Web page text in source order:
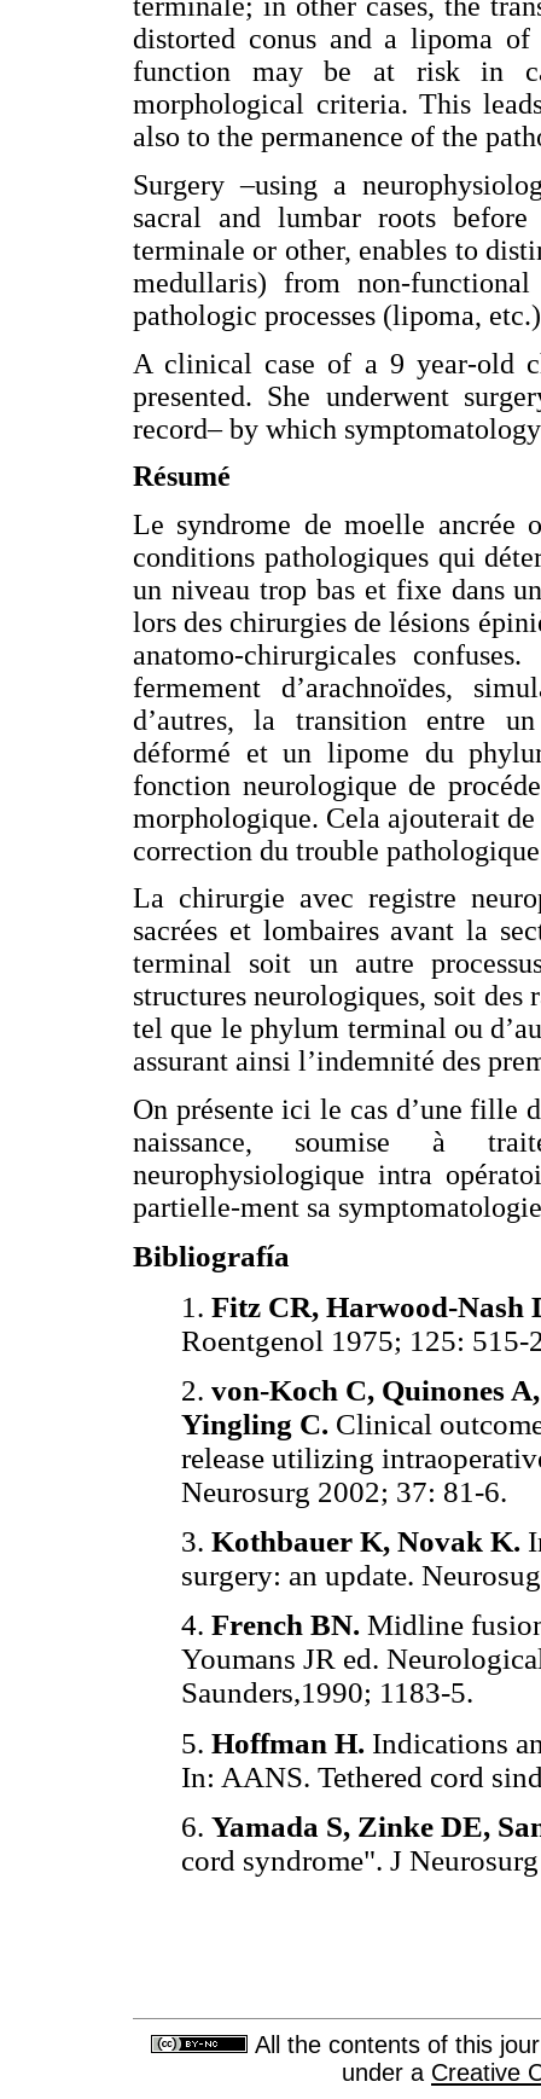
terminale; in other cases, the
distorted conus and a lipoma
function may be at risk in
morphological criteria. This
also to the permanence of the
Surgery –using a
sacral and lumbar roots
terminale or other, enables to
medullaris) from non-
pathologic processes (lipoma,
A clinical case of a 9 year-old
presented. She underwent
record– by which
Résumé
Le syndrome de moelle ancrée
conditions pathologiques qui
un niveau trop bas et fixe dans
lors des chirurgies de lésions
anatomo-chirurgicales
fermement d’arachnoïdes,
d’autres, la transition entre
déformé et un lipome du
fonction neurologique de
morphologique. Cela ajouterait
correction du trouble
La chirurgie avec registre
sacrées et lombaires avant la
terminal soit un autre
structures neurologiques, soit des
tel que le phylum terminal ou
assurant ainsi l’indemnité des
On présente ici le cas d’une fille
naissance, soumise à
neurophysiologique intra
partielle-ment sa
Bibliografía
1. Fitz CR, Harwood-Nash
Roentgenol 1975; 125: 515-
2. von-Koch C, Quinones
Yingling C. Clinical
release utilizing
Neurosurg 2002; 37: 81-6.
3. Kothbauer K, Novak K.
surgery: an update.
4. French BN. Midline
Youmans JR ed.
Saunders,1990; 1183-5.
5. Hoffman H. Indications
In: AANS. Tethered cord
6. Yamada S, Zinke DE,
cord syndrome". J
All the contents of this
under a Creative